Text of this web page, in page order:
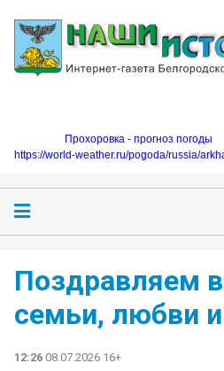
Прохоровка - прогноз погоды
https://world-weather.ru/pogoda/russia/
Поздравляем
семьи, любви
12:26 08.07.2026 16+